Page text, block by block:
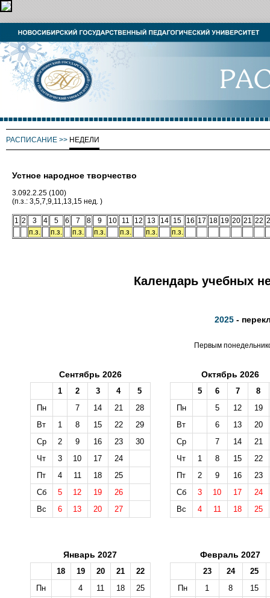
РАСПИСАНИЕ >> НЕДЕЛИ
Устное народное творчество
3.092.2.25 (100)
(п.з.: 3,5,7,9,11,13,15 нед. )
1 2 3 4 5 6 7 8 9 10 11 12 13 14 15 16 17 18 19 20 21 22
п.з.
п.з. п.з. п.з. п.з. п.з. п.з.
Календарь учебных
2025 -
Первым
Сентябрь 2026
1 2 3 4
5
Пн
7 14 21
28
Вт
1 8 15 22
29
Ср
2 9 16 23
30
Чт
3 10 17
24
Пт
4 11 18
25
Сб
5 12 19
26
Вс
6 13 20 27
Октябрь 2026
5 6 7
8
Пн
5 12
19
Вт
6 13
20
Ср
7 14
21
Чт
1 8 15
22
Пт
2 9 16
23
Сб
3 10 17
24
Вс
4 11 18 25
Январь 2027
18 19 20 21
22
Пн
4 11 18
25
Февраль 2027
23 24
25
Пн
1 8
15